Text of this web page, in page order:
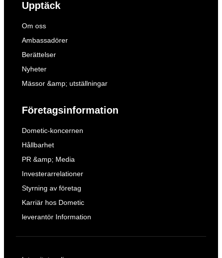
Upptäck
Om oss
Ambassadörer
Berättelser
Nyheter
Mässor &amp; utställningar
Företagsinformation
Dometic-koncernen
Hållbarhet
PR &amp; Media
Investerarrelationer
Styrning av företag
Karriär hos Dometic
leverantör Information